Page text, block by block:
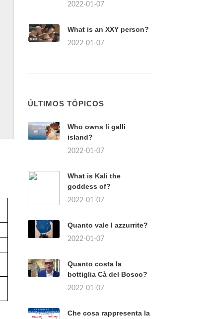
2022-01-07
What is an XXY person?
2022-01-07
ÚLTIMOS TÓPICOS
Who owns li galli
island?
2022-01-07
What is Kali the
goddess of?
2022-01-07
Quanto vale l azzurrite?
2022-01-07
Quanto costa la
bottiglia Cà del Bosco?
2022-01-07
Che cosa rappresenta la